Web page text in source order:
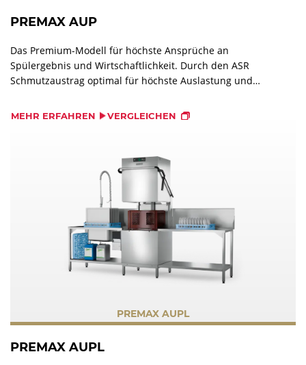
PREMAX AUP
Das Premium-Modell für höchste Ansprüche an
Spülergebnis und Wirtschaftlichkeit. Durch den ASR
Schmutzaustrag optimal für höchste Auslastung und
MEHR ERFAHREN VERGLEICHEN
PREMAX AUPL
PREMAX AUPL